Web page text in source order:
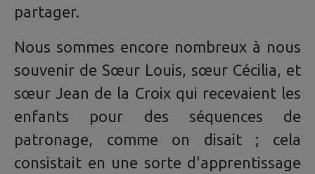
partager.
Nous sommes encore nombreux à nous
souvenir de Sœur Louis, sœur Cécilia, et
sœur Jean de la Croix qui recevaient les
enfants pour des séquences de
patronage, comme on disait ; cela
consistait en une sorte d'apprentissage